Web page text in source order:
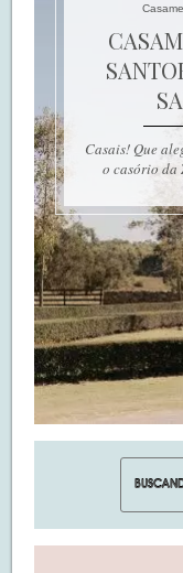
Casais! Que
o casório da